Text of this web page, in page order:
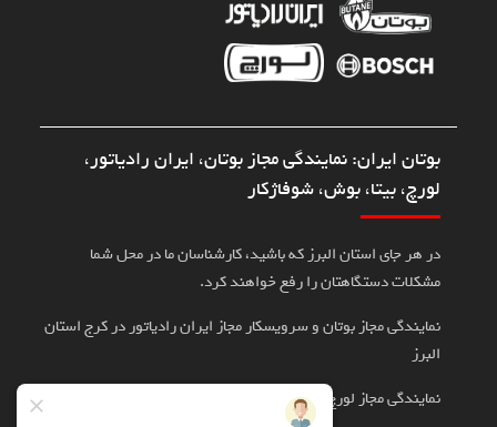
بوتان ایران: نمایندگی مجاز بوتان، ایران رادیاتور،
لورچ، بیتا، بوش، شوفاژکار
در هر جای استان البرز که باشید، کارشناسان ما در محل شما
مشکلات دستگاهتان را رفع خواهند کرد.
نمایندگی مجاز بوتان و سرویسکار مجاز ایران رادیاتور در کرج استان
البرز
نمایندگی مجاز لورچ، بوش، بیتا در کرج